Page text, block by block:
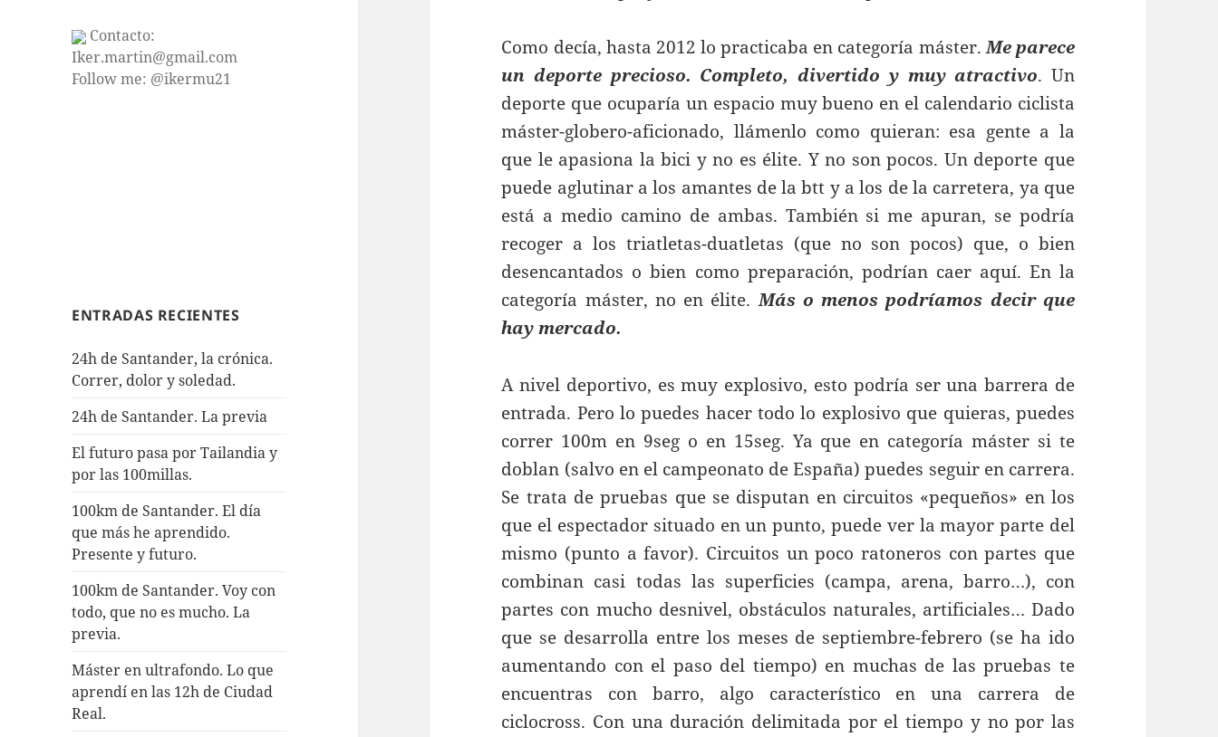
Contacto:
Iker.martin@gmail.com
Follow me: @ikermu21
ENTRADAS RECIENTES
24h de Santander, la crónica.
Correr, dolor y soledad.
24h de Santander. La previa
El futuro pasa por Tailandia y
por las 100millas.
100km de Santander. El día
que más he aprendido.
Presente y futuro.
100km de Santander. Voy con
todo, que no es mucho. La
previa.
Máster en ultrafondo. Lo que
aprendí en las 12h de Ciudad
Real.
Como decía, hasta 2012 lo practicaba en categoría máster.Me parece
un deporte precioso. Completo, divertido y muy atractivo. Un
deporte que ocuparía un espacio muy bueno en el calendario ciclista
máster-globero-aficionado, llámenlo como quieran: esa gente a la
que le apasiona la bici y no es élite. Y no son pocos. Un deporte que
puede aglutinar a los amantes de la btt y a los de la carretera, ya que
está a medio camino de ambas. También si me apuran, se podría
recoger a los triatletas-duatletas (que no son pocos) que, o bien
desencantados o bien como preparación, podrían caer aquí. En la
categoría máster, no en élite.Más o menos podríamos decir que
hay mercado.
A nivel deportivo, es muy explosivo, esto podría ser una barrera de
entrada. Pero lo puedes hacer todo lo explosivo que quieras, puedes
correr 100m en 9seg o en 15seg. Ya que en categoría máster si te
doblan (salvo en el campeonato de España) puedes seguir en carrera.
Se trata de pruebas que se disputan en circuitos «pequeños» en los
que el espectador situado en un punto, puede ver la mayor parte del
mismo (punto a favor). Circuitos un poco ratoneros con partes que
combinan casi todas las superficies (campa, arena, barro…), con
partes con mucho desnivel, obstáculos naturales, artificiales… Dado
que se desarrolla entre los meses de septiembre-febrero (se ha ido
aumentando con el paso del tiempo) en muchas de las pruebas te
encuentras con barro, algo característico en una carrera de
ciclocross. Con una duración delimitada por el tiempo y no por las